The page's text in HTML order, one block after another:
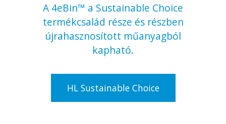
A 4eBin™ a Sustainable Choice
termékcsalád része és részben
újrahasznosított műanyagból
kapható.
HL Sustainable Choice